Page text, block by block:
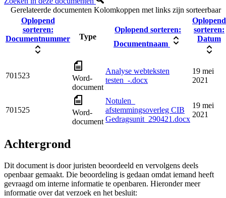
Gerelateerde documenten Kolomkoppen met links zijn sorteerbaar
Oplopend
sorteren:
Documentnummer
Type
Oplopend sorteren:
Documentnaam
Oplopend
sorteren:
Datum
701523
Word-
document
Analyse webteksten
testen_-.docx
19 mei
2021
701525
Word-
document
Notulen_
afstemmingsoverleg CIB
Gedragsunit_290421.docx
19 mei
2021
Achtergrond
Dit document is door juristen beoordeeld en vervolgens deels
openbaar gemaakt. Die beoordeling is gedaan omdat iemand heeft
gevraagd om interne informatie te openbaren. Hieronder meer
informatie over dat verzoek en het besluit: